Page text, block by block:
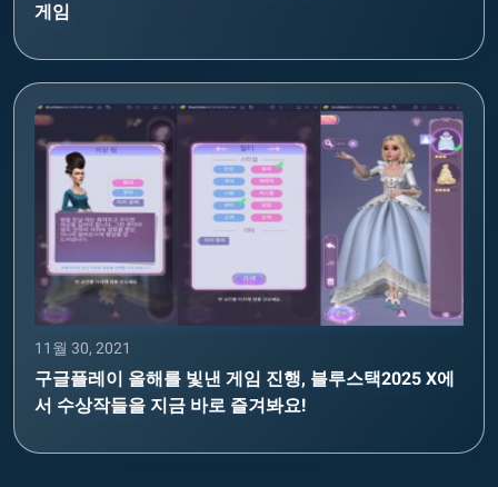
게임
11월 30, 2021
구글플레이 올해를 빛낸 게임 진행, 블루스택2025 X에
서 수상작들을 지금 바로 즐겨봐요!